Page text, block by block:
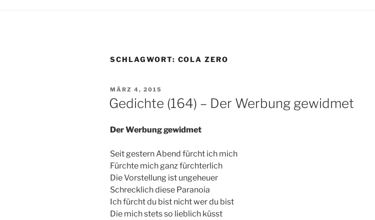
SCHLAGWORT: COLA ZERO
VERÖFFENTLICHT
AM
MÄRZ 4, 2015
Gedichte (164) – Der Werbung gewidmet
Der Werbung gewidmet
Seit gestern Abend fürcht ich mich
Fürchte mich ganz fürchterlich
Die Vorstellung ist ungeheuer
Schrecklich diese Paranoia
Ich fürcht du bist nicht wer du bist
Die mich stets so lieblich küsst